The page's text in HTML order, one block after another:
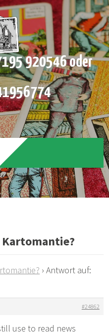
920546 oder
› Antwort auf:
#24862
use to read news